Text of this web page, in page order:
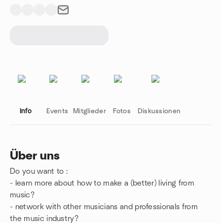
Info Events Mitglieder Fotos Diskussionen
Über uns
Do you want to :
- learn more about how to make a (better) living from
music?
- network with other musicians and professionals from
the music industry?
Gruppenlinks